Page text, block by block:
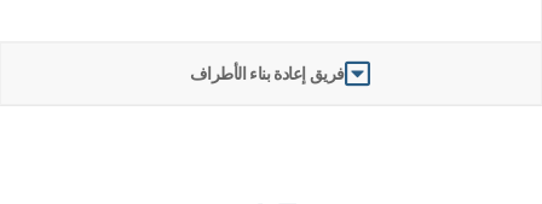
فريق إعادة بناء الأطراف